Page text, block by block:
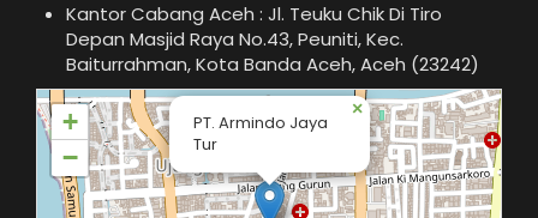
Kantor Cabang Aceh : Jl. Teuku Chik Di Tiro
Depan Masjid Raya No.43, Peuniti, Kec.
Baiturrahman, Kota Banda Aceh, Aceh (23242)
PT. Armindo Jaya
Tur
×
+
−